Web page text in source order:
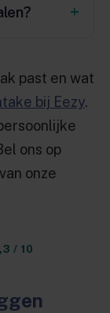
past en wat
bij Eezy.
ons op
onze
/ 10